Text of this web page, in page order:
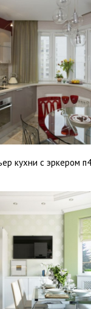
кухни с эркером